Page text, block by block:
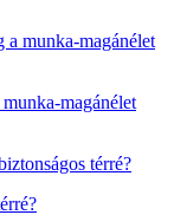
magánélet